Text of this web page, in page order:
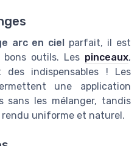
arc en ciel parfait, il est
bons outils. Les pinceaux,
des indispensables ! Les
une application
sans les mélanger, tandis
uniforme et naturel.